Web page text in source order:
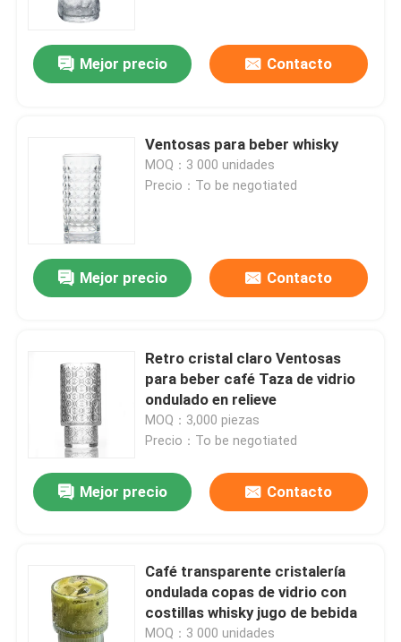
Mejor precio Contacto
Ventosas para beber whisky
MOQ：3 000 unidades
Precio：To be negotiated
Mejor precio Contacto
Retro cristal claro Ventosas
para beber café Taza de vidrio
ondulado en relieve
MOQ：3,000 piezas
Precio：To be negotiated
Mejor precio Contacto
Café transparente cristalería
ondulada copas de vidrio con
costillas whisky jugo de bebida
MOQ：3 000 unidades